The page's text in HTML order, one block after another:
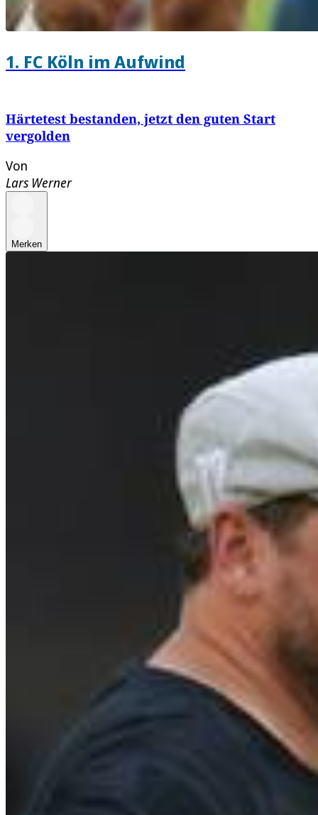
1. FC Köln im Aufwind
Härtetest bestanden, jetzt den guten Start
vergolden
Von
Lars Werner
Merken